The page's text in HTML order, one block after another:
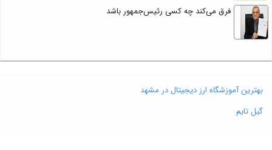
فرق می‌کند چه کسی رئیس‌جمهور باشد
بهترین آموزشگاه ارز دیجیتال در مشهد
گیل تایم